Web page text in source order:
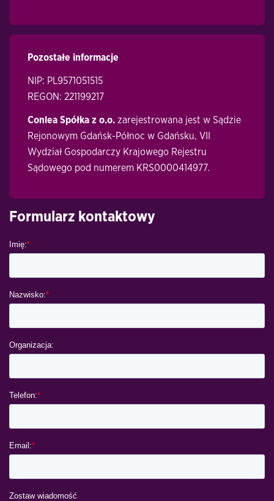
Pozostałe informacje
NIP: PL9571051515
REGON: 221199217
Conlea Spółka z o.o. zarejestrowana jest w Sądzie
Rejonowym Gdańsk-Północ w Gdańsku, VII
Wydział Gospodarczy Krajowego Rejestru
Sądowego pod numerem KRS0000414977.
Formularz kontaktowy